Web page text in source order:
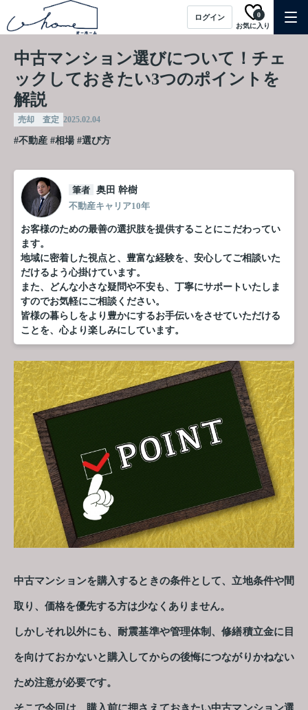
ログイン
お気に入り
0
中古マンション選びについて！チェ
ックしておきたい3つのポイントを
解説
売却 査定 2025.02.04
#不動産 #相場 #選び方
筆者 奥田 幹樹
不動産キャリア10年
お客様のための最善の選択肢を提供することにこだわってい
ます。
地域に密着した視点と、豊富な経験を、安心してご相談いた
だけるよう心掛けています。
また、どんな小さな疑問や不安も、丁寧にサポートいたしま
すのでお気軽にご相談ください。
皆様の暮らしをより豊かにするお手伝いをさせていただける
ことを、心より楽しみにしています。
中古マンションを購入するときの条件として、立地条件や間
取り、価格を優先する方は少なくありません。
しかしそれ以外にも、耐震基準や管理体制、修繕積立金に目
を向けておかないと購入してからの後悔につながりかねない
ため注意が必要です。